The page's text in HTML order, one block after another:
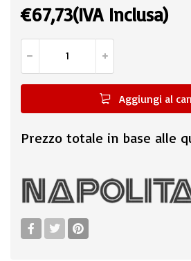
€67,73(IVA Inclusa)
Aggiungi al
Prezzo totale in base alle